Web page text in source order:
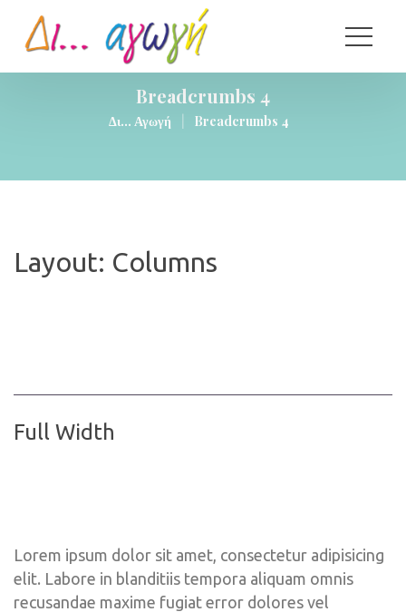
Breadcrumbs 4
Δι... Αγωγή Breadcrumbs 4
Layout: Column
Full Width
Lorem ipsum dolor sit amet, consectetur adipisicing
elit. Labore in blanditiis tempora aliquam omnis
recusandae maxime fugiat error dolores vel